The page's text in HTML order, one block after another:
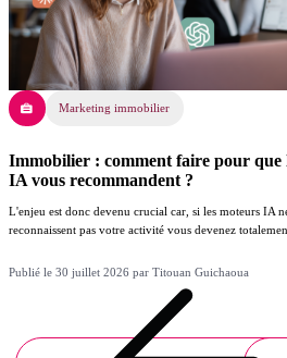
Marketing immobilier
Immobilier : comment faire pour que
IA vous recommandent ?
L'enjeu est donc devenu crucial car, si les moteurs IA
reconnaissent pas votre activité vous devenez
Publié le 30 juillet 2026 par Titouan Guichaoua